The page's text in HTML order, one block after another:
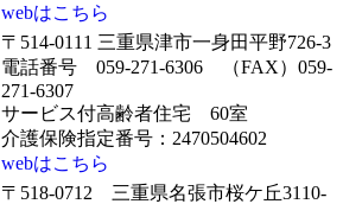
webはこちら
〒514-0111 三重県津市一身田平野726-3
電話番号 059-271-6306 （FAX）059-
271-6307
サービス付高齢者住宅 60室
介護保険指定番号：2470504602
webはこちら
〒518-0712 三重県名張市桜ケ丘3110-